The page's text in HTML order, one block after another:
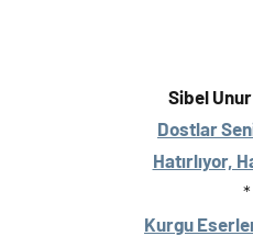
Sibel
Dostlar
Hatırlıyor,
*
Kurgu